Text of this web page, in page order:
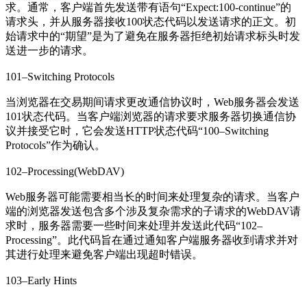
求。通常，客户端首先发送带有语句“Expect:100-continue”的
请求头，并从服务器接收100状态代码以发送请求的正文。初
始请求中的“期望”是为了避免在服务器拒绝初始请求标头时发
送进一步的请求。
101–Switching Protocols
当浏览器在交易期间请求更改通信协议时，Web服务器会发送
101状态代码。当客户端浏览器的请求要求服务器切换通信协
议并接受它时，它会发送HTTP状态代码“100–Switching
Protocols”作为确认。
102–Processing(WebDAV)
Web服务器可能需要相当长的时间来处理复杂的请求。当客户
端的浏览器发送包含多个涉及复杂需求的子请求的WebDAV请
求时，服务器需要一些时间来处理并发送此代码“102–
Processing”。此代码旨在通过通知客户端服务器收到请求并对
其进行处理来避免客户端出现超时错误。
103–Early Hints